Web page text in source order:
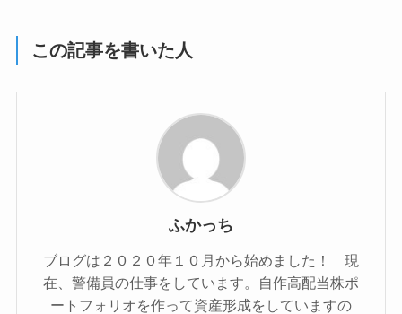
この記事を書いた人
ふかっち
ブログは２０２０年１０月から始めました！ 現
在、警備員の仕事をしています。自作高配当株ポ
ートフォリオを作って資産形成をしていますの